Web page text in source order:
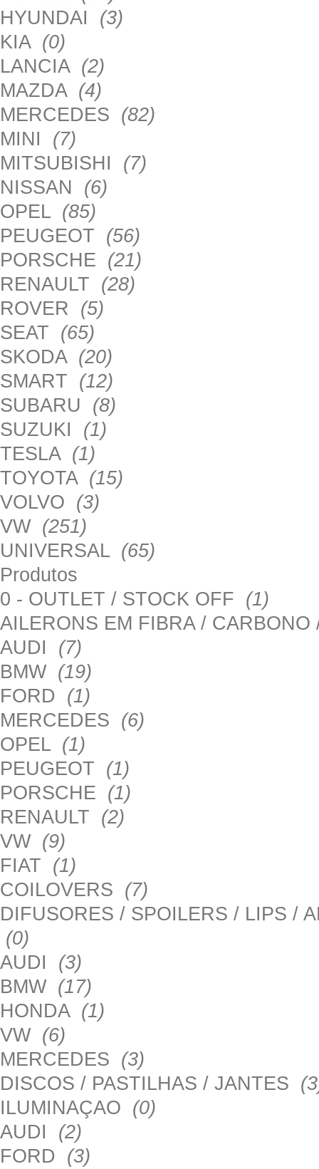
HYUNDAI (3)
KIA (0)
LANCIA (2)
MAZDA (4)
MERCEDES (82)
MINI (7)
MITSUBISHI (7)
NISSAN (6)
OPEL (85)
PEUGEOT (56)
PORSCHE (21)
RENAULT (28)
ROVER (5)
SEAT (65)
SKODA (20)
SMART (12)
SUBARU (8)
SUZUKI (1)
TESLA (1)
TOYOTA (15)
VOLVO (3)
VW (251)
UNIVERSAL (65)
Produtos
0 - OUTLET / STOCK OFF (1)
AILERONS EM FIBRA /
AUDI (7)
BMW (19)
FORD (1)
MERCEDES (6)
OPEL (1)
PEUGEOT (1)
PORSCHE (1)
RENAULT (2)
VW (9)
FIAT (1)
COILOVERS (7)
DIFUSORES / SPOILERS / LIPS /
(0)
AUDI (3)
BMW (17)
HONDA (1)
VW (6)
MERCEDES (3)
DISCOS / PASTILHAS / JANTES
ILUMINAÇAO (0)
AUDI (2)
FORD (3)